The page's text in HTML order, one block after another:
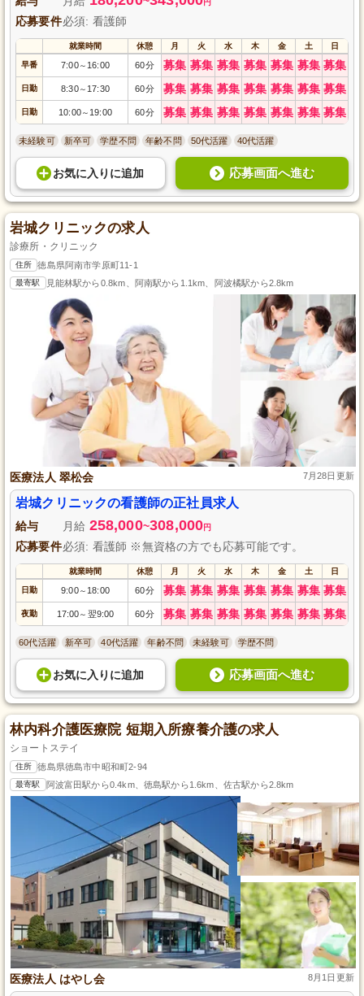
円
応募要件必須: 看護師
就業時間 休憩 月 火 水 木 金 土 日
早番 7:00～ 16:00 60分 募集 募集 募集 募集 募集 募集 募集
日勤 8:30～ 17:30 60分 募集 募集 募集 募集 募集 募集 募集
日勤 10:00～ 19:00 60分 募集 募集 募集 募集 募集 募集 募集
未経験可 新卒可 学歴不問 年齢不問 50代活躍 40代活躍
お気に入り に追加 応募画面へ進む
岩城クリニックの求人
診療所・クリニック
住所 徳島県阿南市学原町11-1
最寄駅 見能林駅から0.8km、阿南駅から1.1km、阿波橘駅から2.8km
医療法人 翠松会 7月28日更新
岩城クリニックの看護師の正社員求人
給与 月給 258,000~308,000円
応募要件必須: 看護師 ※無資格の方でも応募可能です。
就業時間 休憩 月 火 水 木 金 土 日
日勤 9:00～ 18:00 60分 募集 募集 募集 募集 募集 募集 募集
夜勤 17:00～ 翌9:00 60分 募集 募集 募集 募集 募集 募集 募集
60代活躍 新卒可 40代活躍 年齢不問 未経験可 学歴不問
お気に入り に追加 応募画面へ進む
林内科介護医療院 短期入所療養介護の求人
ショートステイ
住所 徳島県徳島市中昭和町2-94
最寄駅 阿波富田駅から0.4km、徳島駅から1.6km、佐古駅から2.8km
医療法人 はやし会 8月1日更新